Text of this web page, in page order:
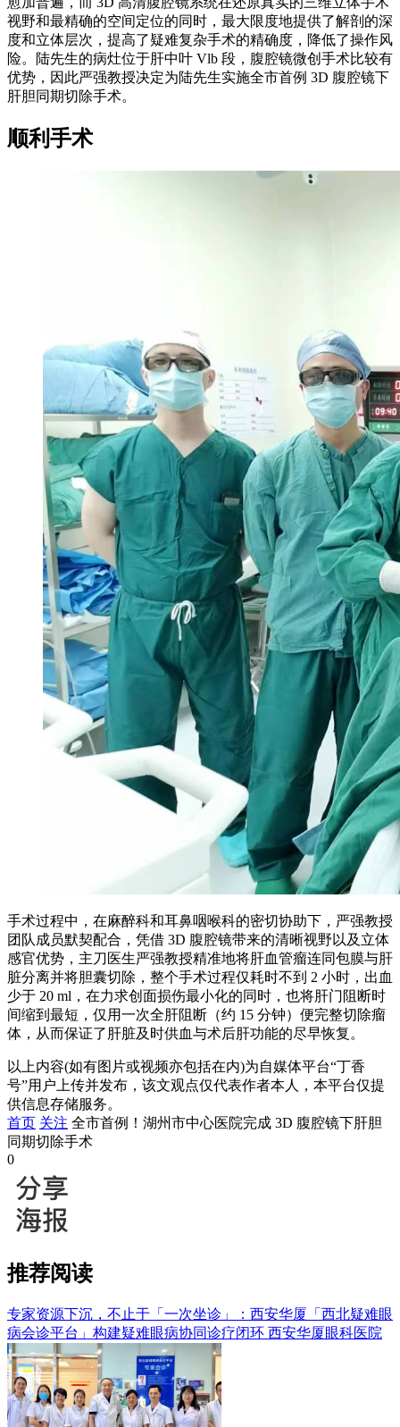
视野和最精确的空间定位的同时，最大限度地提供了解剖的深
度和立体层次，提高了疑难复杂手术的精确度，降低了操作风
险。陆先生的病灶位于肝中叶 Vlb 段，腹腔镜微创手术比较有
优势，因此严强教授决定为陆先生实施全市首例 3D 腹腔镜下
肝胆同期切除手术。
顺利手术
手术过程中，在麻醉科和耳鼻咽喉科的密切协助下，严强教授
团队成员默契配合，凭借 3D 腹腔镜带来的清晰视野以及立体
感官优势，主刀医生严强教授精准地将肝血管瘤连同包膜与肝
脏分离并将胆囊切除，整个手术过程仅耗时不到 2 小时，出血
少于 20 ml，在力求创面损伤最小化的同时，也将肝门阻断时
间缩到最短，仅用一次全肝阻断（约 15 分钟）便完整切除瘤
体，从而保证了肝脏及时供血与术后肝功能的尽早恢复。
以上内容(如有图片或视频亦包括在内)为自媒体平台“丁香
号”用户上传并发布，该文观点仅代表作者本人，本平台仅提
供信息存储服务。
首页 关注 全市首例！湖州市中心医院完成 3D 腹腔镜下肝胆
同期切除手术
0
推荐阅读
专家资源下沉，不止于「一次坐诊」：西安华厦「西北疑难眼
病会诊平台」构建疑难眼病协同诊疗闭环 西安华厦眼科医院